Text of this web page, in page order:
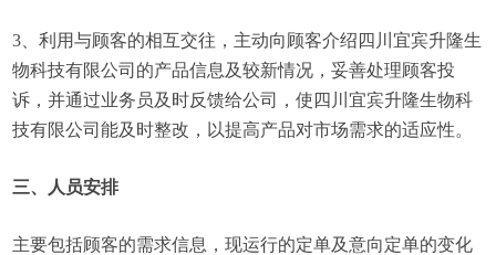
3、利用与顾客的相互交往，主动向顾客介绍四川宜宾升隆生
物科技有限公司的产品信息及较新情况，妥善处理顾客投
诉，并通过业务员及时反馈给公司，使四川宜宾升隆生物科
技有限公司能及时整改，以提高产品对市场需求的适应性。
三、人员安排
主要包括顾客的需求信息，现运行的定单及意向定单的变化